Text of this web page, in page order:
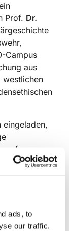
ads, to
our traffic.
Prof. Dr.
Campus
aus
westlichen
eingeladen,
fragen,
Das
und